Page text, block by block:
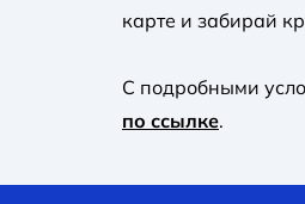
карте и забирай
С подробными
по ссылке.